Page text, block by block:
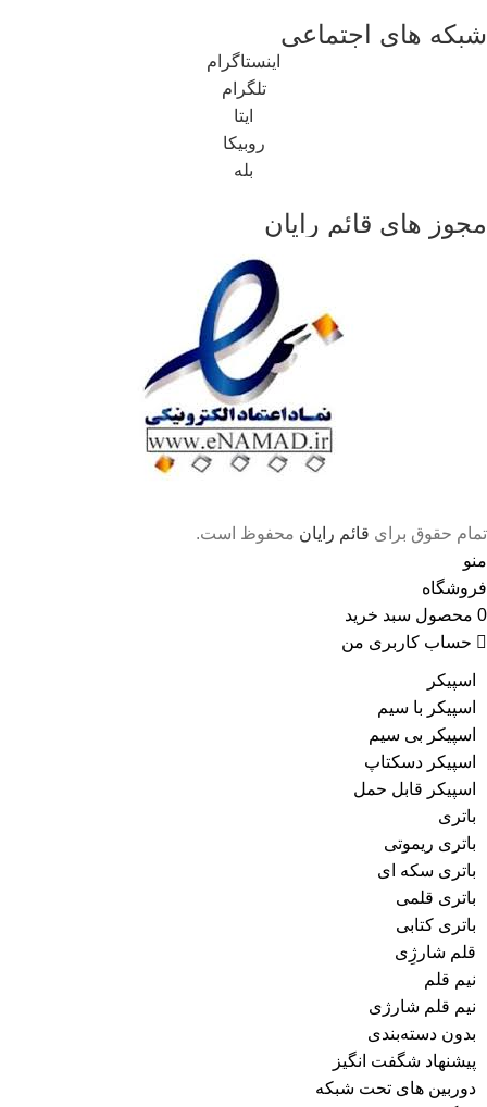
شبکه های اجتماعی
اینستاگرام
تلگرام
ایتا
روبیکا
بله
مجوز های قائم رایان
تمام حقوق برای قائم رایان محفوظ است.
منو
فروشگاه
0 محصول سبد خرید
حساب کاربری من
اسپیکر
اسپیکر با سیم
اسپیکر بی سیم
اسپیکر دسکتاپ
اسپیکر قابل حمل
باتری
باتری ریموتی
باتری سکه ای
باتری قلمی
باتری کتابی
قلم شارژِی
نیم قلم
نیم قلم شارژی
بدون دسته‌بندی
پیشنهاد شگفت انگیز
دوربین های تحت شبکه